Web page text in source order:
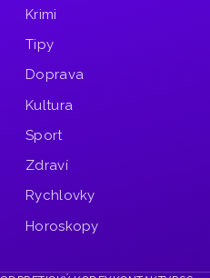
Krimi
Tipy
Doprava
Kultura
Sport
Zdraví
Rychlovky
Horoskopy